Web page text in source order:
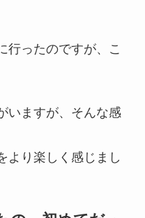
行ったのですが、こ
いますが、そんな感
より楽しく感じまし